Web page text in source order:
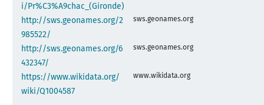
i/Pr%C3%A9chac_(Gironde)
http://sws.geonames.org/2
985522/
sws.geonames.org
http://sws.geonames.org/6
432347/
sws.geonames.org
https://www.wikidata.org/
wiki/Q1004587
www.wikidata.org